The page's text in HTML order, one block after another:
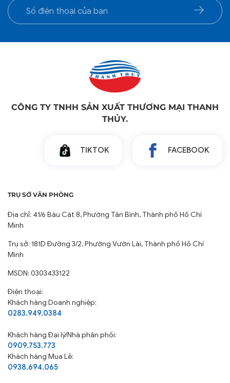
CÔNG TY TNHH SẢN XUẤT THƯƠNG MẠI THANH
THỦY.
TIKTOK FACEBOOK
TRỤ SỞ VĂN PHÒNG
Địa chỉ: 41/6 Bàu Cát 8, Phường Tân Bình, Thành phố Hồ Chí
Minh
Trụ sở: 181D Đường 3/2, Phường Vườn Lài, Thành phố Hồ Chí
Minh
MSDN: 0303433122
Điện thoại:
Khách hàng Doanh nghiệp:
0283.949.0384
Khách hàngĐại lý/Nhà phân phối:
0909.753.773
Khách hàng Mua Lẻ:
0938.694.065